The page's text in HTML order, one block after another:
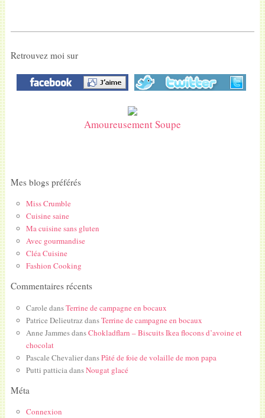
Retrouvez moi sur
Amoureusement Soupe
Mes blogs préférés
Miss Crumble
Cuisine saine
Ma cuisine sans gluten
Avec gourmandise
Cléa Cuisine
Fashion Cooking
Commentaires récents
Carole dansTerrine de campagne en bocaux
Patrice DelieutrazdansTerrine de campagne en bocaux
Anne JammesdansChokladflarn – Biscuits Ikea flocons d’avoine et
chocolat
Pascale ChevalierdansPâté de foie de volaille de mon papa
Putti patticia dansNougat glacé
Méta
Connexion